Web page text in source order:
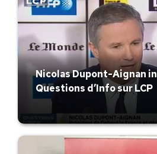
Nicolas Dupont-Aignan
Questions d’Info sur LCP